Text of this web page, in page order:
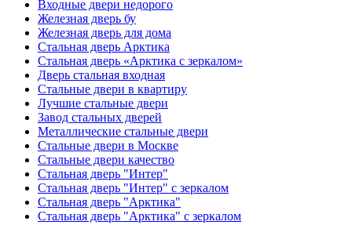
Входные двери недорого
Железная дверь бу
Железная дверь для дома
Стальная дверь Арктика
Стальная дверь «Арктика с зеркалом»
Дверь стальная входная
Стальные двери в квартиру
Лучшие стальные двери
Завод стальных дверей
Металлические стальные двери
Стальные двери в Москве
Стальные двери качество
Стальная дверь "Интер"
Стальная дверь "Интер" с зеркалом
Стальная дверь "Арктика"
Стальная дверь "Арктика" с зеркалом